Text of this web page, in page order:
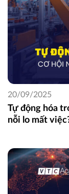
Tự động hóa
nỗi lo mất
20/09/2025